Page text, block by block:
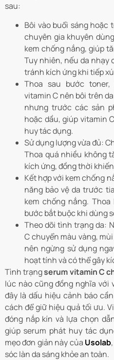
sau:
Bôi vào buổi sáng hoặc
chuyên gia khuyên
kem chống nắng, giúp
Tuy nhiên, nếu da nhạy
tránh kích ứng khi tiếp
Thoa sau bước
vitamin C nên bôi trên
nhưng trước các sản
hoặc dầu, giúp vitamin
huy tác dụng.
Sử dụng lượng vừa đủ:
Thoa quá nhiều không
kích ứng, đồng thời
Kết hợp với kem chống
năng bảo vệ da trước
kem chống nắng.
bước bắt buộc khi dùng
Theo dõi tình trạng da:
C chuyển màu vàng,
nên ngừng sử dụng
hoạt tính và có thể gây
Tình trạngserum vitamin C
lúc nào cũng đồng nghĩa với
đây là dấu hiệu cảnh báo
cách để giữ hiệu quả tối ưu.
đóng nắp kín và lựa chọn
giúp serum phát huy tác
mẹo đơn giản này của Usolab
sóc làn da sáng khỏe an toàn.